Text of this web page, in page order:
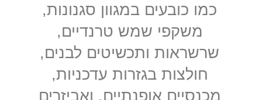
כמו כובעים במגוון סגנונות,
משקפי שמש טרנדיים,
שרשראות ותכשיטים לבנים,
חולצות בגזרות עדכניות,
מכנסיים אופנתיים, ואביזרים